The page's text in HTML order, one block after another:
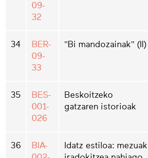
09-
32
34
BER-
09-
33
"Bi mandozainak" (II)
35
BES-
001-
026
Beskoitzeko
gatzaren istorioak
36
BIA-
Idatz estiloa: mezuak